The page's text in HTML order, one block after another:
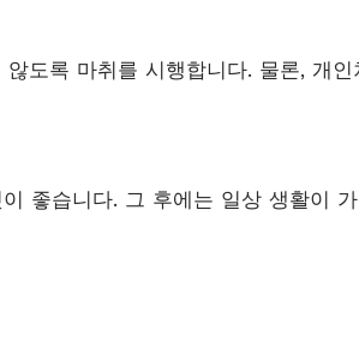
도록 마취를 시행합니다. 물론, 개
좋습니다. 그 후에는 일상 생활이